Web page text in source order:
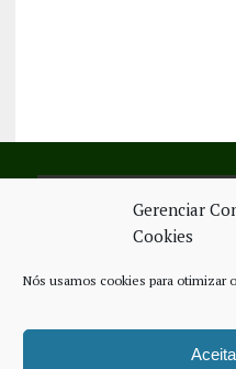
Gerenciar
Cookies
Nós usamos cookies para otimizar
SIGA-NOS NO FACEBOOK